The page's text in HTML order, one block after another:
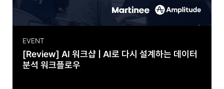
EVENT
[Review] AI 워크샵 | AI로 다시 설계하는 데이터
분석 워크플로우